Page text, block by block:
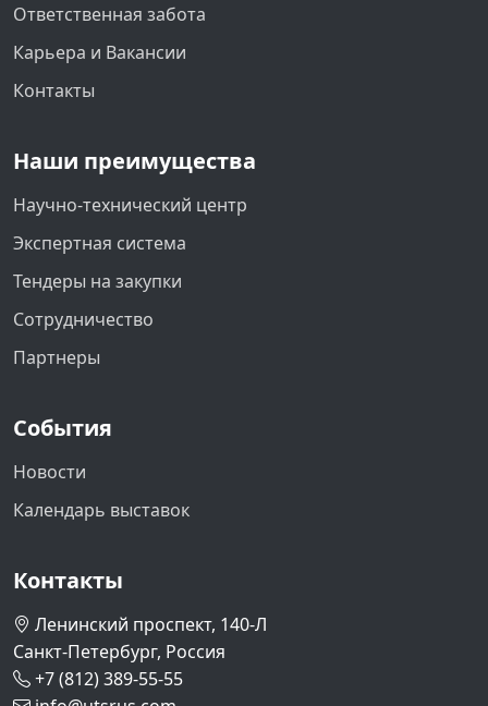
Ответственная забота
Карьера и Вакансии
Контакты
Наши преимущества
Научно-технический центр
Экспертная система
Тендеры на закупки
Сотрудничество
Партнеры
События
Новости
Календарь выставок
Контакты
Ленинский проспект, 140-Л
Санкт-Петербург, Россия
+7 (812) 389-55-55